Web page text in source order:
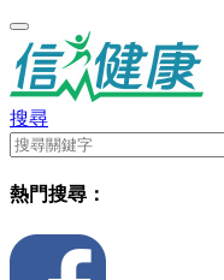
搜尋
熱門搜尋：